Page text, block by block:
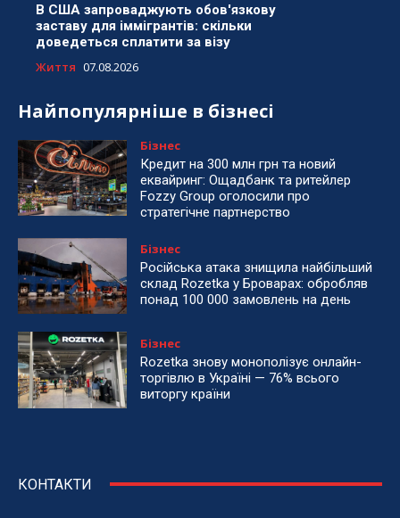
В США запроваджують обов'язкову
заставу для іммігрантів: скільки
доведеться сплатити за візу
Життя 07.08.2026
Найпопулярніше в бізнесі
Бізнес
Кредит на 300 млн грн та новий
еквайринг: Ощадбанк та ритейлер
Fozzy Group оголосили про
стратегічне партнерство
Бізнес
Російська атака знищила найбільший
склад Rozetka у Броварах: обробляв
понад 100 000 замовлень на день
Бізнес
Rozetka знову монополізує онлайн-
торгівлю в Україні — 76% всього
виторгу країни
КОНТАКТИ